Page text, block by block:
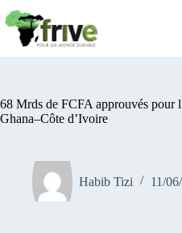
au
contenu
68 Mrds de FCFA approuvés pour
Ghana–Côte d’Ivoire
Habib Tizi 11/